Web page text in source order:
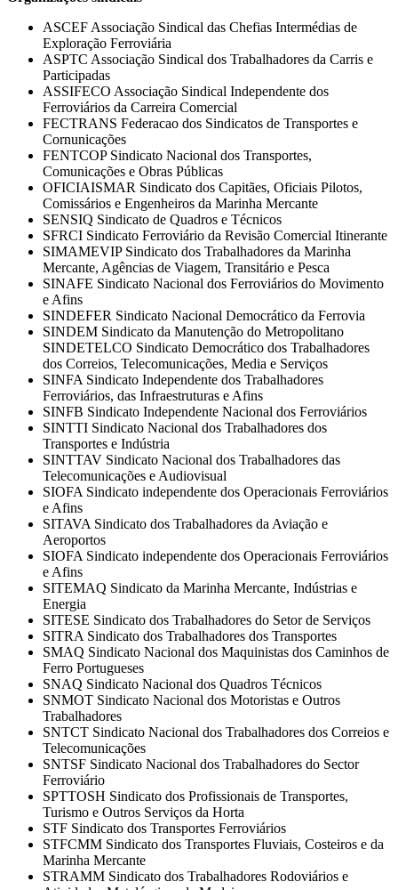
ASCEF Associação Sindical das Chefias Intermédias de
Exploração Ferroviária
ASPTC Associação Sindical dos Trabalhadores da Carris e
Participadas
ASSIFECO Associação Sindical Independente dos
Ferroviários da Carreira Comercial
FECTRANS Federacao dos Sindicatos de Transportes e
Cornunicações
FENTCOP Sindicato Nacional dos Transportes,
Comunicações e Obras Públicas
OFICIAISMAR Sindicato dos Capitães, Oficiais Pilotos,
Comissários e Engenheiros da Marinha Mercante
SENSIQ Sindicato de Quadros e Técnicos
SFRCI Sindicato Ferroviário da Revisão Comercial Itinerante
SIMAMEVIP Sindicato dos Trabalhadores da Marinha
Mercante, Agências de Viagem, Transitário e Pesca
SINAFE Sindicato Nacional dos Ferroviários do Movimento
e Afins
SINDEFER Sindicato Nacional Democrático da Ferrovia
SINDEM Sindicato da Manutenção do Metropolitano
SINDETELCO Sindicato Democrático dos Trabalhadores
dos Correios, Telecomunicações, Media e Serviços
SINFA Sindicato Independente dos Trabalhadores
Ferroviários, das Infraestruturas e Afins
SINFB Sindicato Independente Nacional dos Ferroviários
SINTTI Sindicato Nacional dos Trabalhadores dos
Transportes e Indústria
SINTTAV Sindicato Nacional dos Trabalhadores das
Telecomunicações e Audiovisual
SIOFA Sindicato independente dos Operacionais Ferroviários
e Afins
SITAVA Sindicato dos Trabalhadores da Aviação e
Aeroportos
SIOFA Sindicato independente dos Operacionais Ferroviários
e Afins
SITEMAQ Sindicato da Marinha Mercante, Indústrias e
Energia
SITESE Sindicato dos Trabalhadores do Setor de Serviços
SITRA Sindicato dos Trabalhadores dos Transportes
SMAQ Sindicato Nacional dos Maquinistas dos Caminhos de
Ferro Portugueses
SNAQ Sindicato Nacional dos Quadros Técnicos
SNMOT Sindicato Nacional dos Motoristas e Outros
Trabalhadores
SNTCT Sindicato Nacional dos Trabalhadores dos Correios e
Telecomunicações
SNTSF Sindicato Nacional dos Trabalhadores do Sector
Ferroviário
SPTTOSH Sindicato dos Profissionais de Transportes,
Turismo e Outros Serviços da Horta
STF Sindicato dos Transportes Ferroviários
STFCMM Sindicato dos Transportes Fluviais, Costeiros e da
Marinha Mercante
STRAMM Sindicato dos Trabalhadores Rodoviários e